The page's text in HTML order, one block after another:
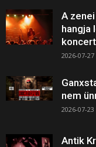
A
hangja
2026-07-27
nem
2026-07-23
Antik